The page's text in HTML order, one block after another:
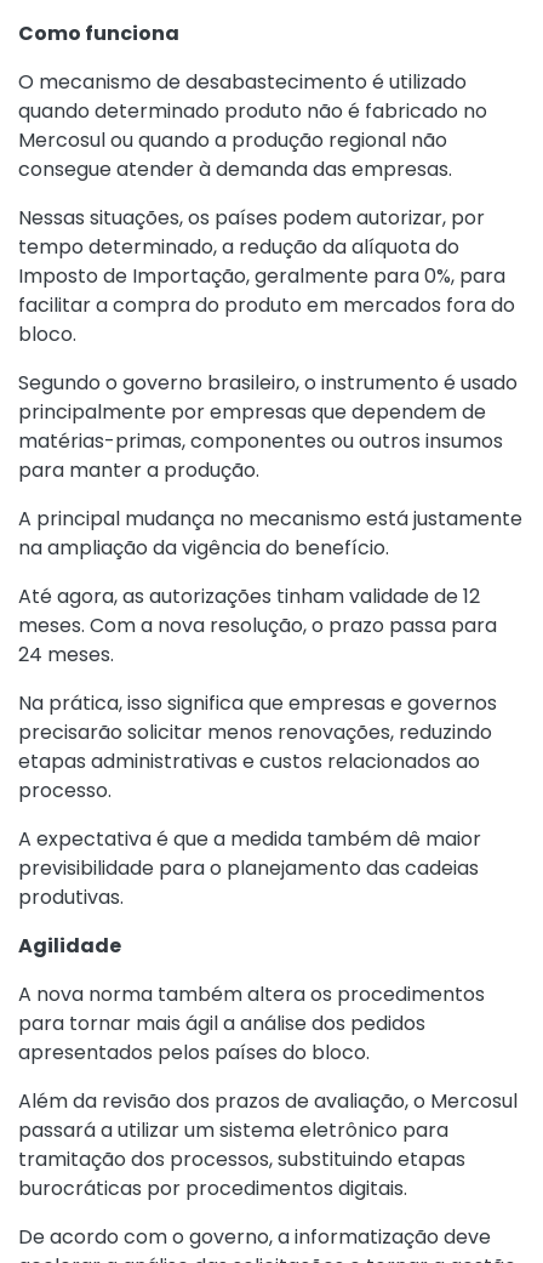
Como funciona
O mecanismo de desabastecimento é utilizado
quando determinado produto não é fabricado no
Mercosul ou quando a produção regional não
consegue atender à demanda das empresas.
Nessas situações, os países podem autorizar, por
tempo determinado, a redução da alíquota do
Imposto de Importação, geralmente para 0%, para
facilitar a compra do produto em mercados fora do
bloco.
Segundo o governo brasileiro, o instrumento é usado
principalmente por empresas que dependem de
matérias-primas, componentes ou outros insumos
para manter a produção.
A principal mudança no mecanismo está justamente
na ampliação da vigência do benefício.
Até agora, as autorizações tinham validade de 12
meses. Com a nova resolução, o prazo passa para
24 meses.
Na prática, isso significa que empresas e governos
precisarão solicitar menos renovações, reduzindo
etapas administrativas e custos relacionados ao
processo.
A expectativa é que a medida também dê maior
previsibilidade para o planejamento das cadeias
produtivas.
Agilidade
A nova norma também altera os procedimentos
para tornar mais ágil a análise dos pedidos
apresentados pelos países do bloco.
Além da revisão dos prazos de avaliação, o Mercosul
passará a utilizar um sistema eletrônico para
tramitação dos processos, substituindo etapas
burocráticas por procedimentos digitais.
De acordo com o governo, a informatização deve